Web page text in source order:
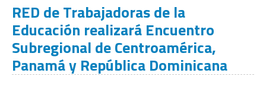
RED de Trabajadoras de la
Educación realizará Encuentro
Subregional de Centroamérica,
Panamá y República Dominicana